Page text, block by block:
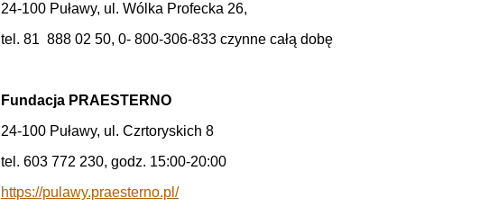
24-100 Puławy, ul. Wólka Profecka 26,
tel. 81 888 02 50, 0- 800-306-833 czynne całą dobę
Fundacja PRAESTERNO
24-100 Puławy, ul. Czrtoryskich 8
tel. 603 772 230, godz. 15:00-20:00
https://pulawy.praesterno.pl/